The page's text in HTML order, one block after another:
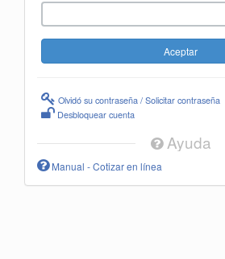
Olvidó su contraseña / Solicitar contraseña
Desbloquear cuenta
Ayuda
Manual - Cotizar en línea